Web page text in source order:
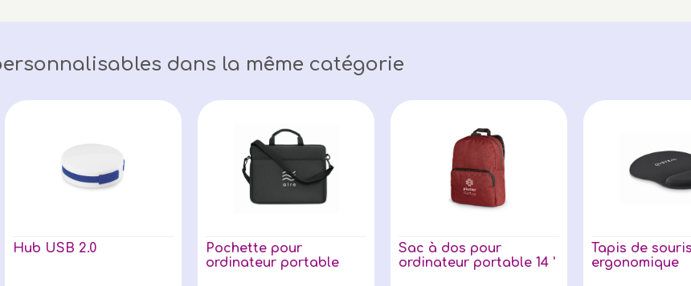
dans la même catégorie
Hub USB 2.0
Pochette pour
ordinateur portable
Sac à dos pour
ordinateur portable 14 '
Tapis de
ergonomique